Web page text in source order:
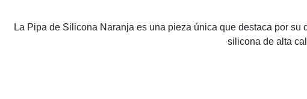
La Pipa de Silicona Naranja es una pieza única que destaca por
silicona de alta